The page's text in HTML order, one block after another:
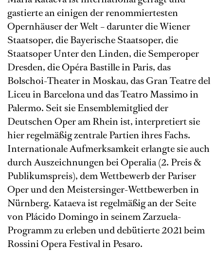
gastierte an einigen der renommiertesten
Opernhäuser der Welt – darunter die Wiener
Staatsoper, die Bayerische Staatsoper, die
Staatsoper Unter den Linden, die Semperoper
Dresden, die Opéra Bastille in Paris, das
Bolschoi-Theater in Moskau, das Gran Teatre del
Liceu in Barcelona und das Teatro Massimo in
Palermo. Seit sie Ensemblemitglied der
Deutschen Oper am Rhein ist, interpretiert sie
hier regelmäßig zentrale Partien ihres Fachs.
Internationale Aufmerksamkeit erlangte sie auch
durch Auszeichnungen bei Operalia (2. Preis &
Publikumspreis), dem Wettbewerb der Pariser
Oper und den Meistersinger-Wettbewerben in
Nürnberg. Kataeva ist regelmäßig an der Seite
von Plácido Domingo in seinem Zarzuela-
Programm zu erleben und debütierte 2021 beim
Rossini Opera Festival in Pesaro.